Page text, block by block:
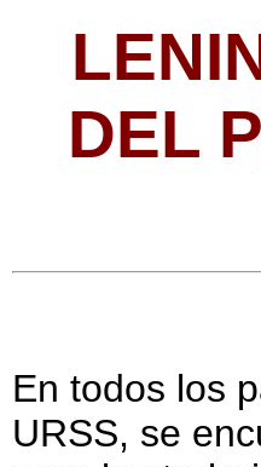
DEL
En todos los
URSS, se